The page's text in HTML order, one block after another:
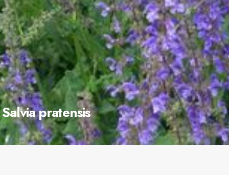
Salvia pratensis